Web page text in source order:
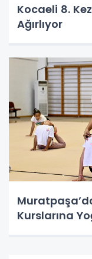
Kocaeli 8.
Ağırlıyor
Kurslarına